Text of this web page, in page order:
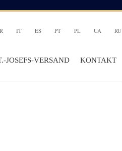
IT ES PT PL UA RU
JOSEFS-VERSAND KONTAKT